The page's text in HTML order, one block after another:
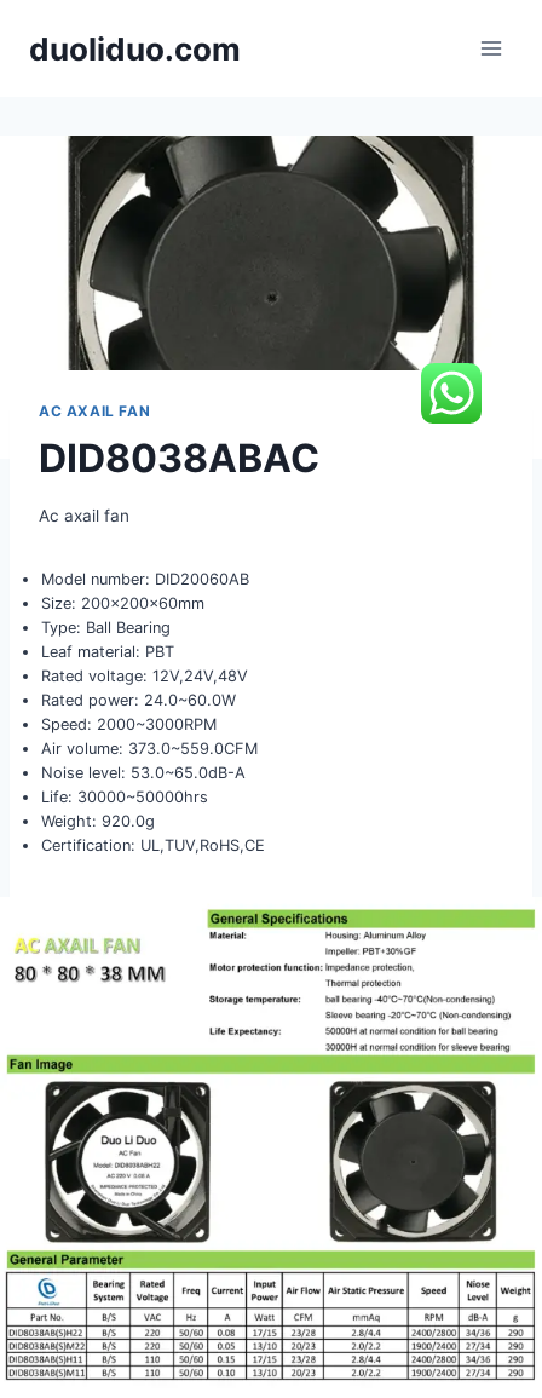
duoliduo.com
AC AXAIL FAN
DID8038ABAC
Ac axail fan
Model number: DID20060AB
Size: 200x200x60mm
Type: Ball Bearing
Leaf material: PBT
Rated voltage: 12V,24V,48V
Rated power: 24.0~60.0W
Speed: 2000~3000RPM
Air volume: 373.0~559.0CFM
Noise level: 53.0~65.0dB-A
Life: 30000~50000hrs
Weight: 920.0g
Certification: UL,TUV,RoHS,CE